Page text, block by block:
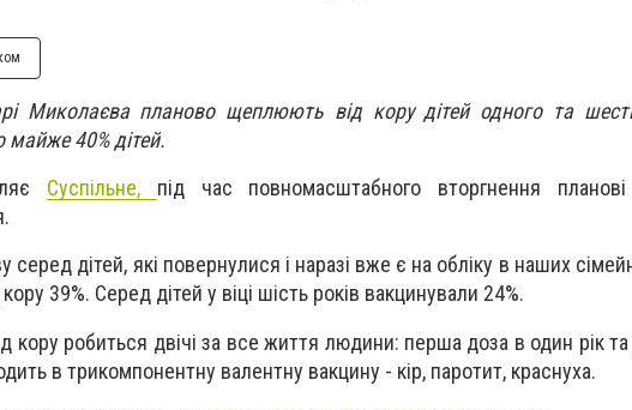
Миколаєва планово щеплюють від кору дітей одного та
майже 40% дітей.
Суспільне, під час повномасштабного вторгнення
серед дітей, які повернулися і наразі вже є на обліку в наших
39%. Серед дітей у віці шість років вакцинували 24%.
кору робиться двічі за все життя людини: перша доза в один рік
в трикомпонентну валентну вакцину - кір, паротит, краснуха.